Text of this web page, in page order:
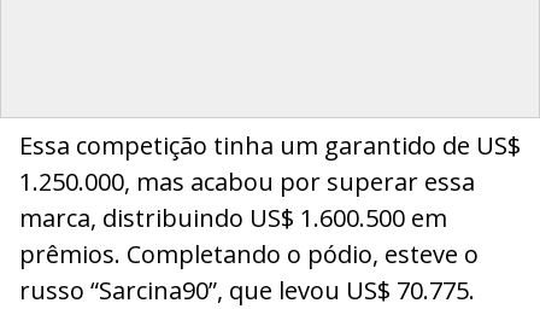
Essa competição tinha um garantido de US$
1.250.000, mas acabou por superar essa
marca, distribuindo US$ 1.600.500 em
prêmios. Completando o pódio, esteve o
russo “Sarcina90”, que levou US$ 70.775.